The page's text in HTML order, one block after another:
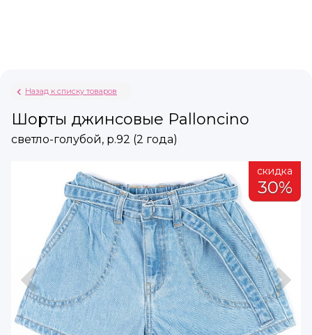
Назад к списку товаров
Шорты джинсовые Palloncino
светло-голубой, р.92 (2 года)
скидка
30%